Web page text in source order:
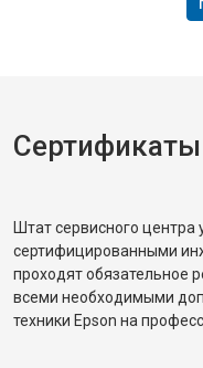
Штат сервисного центра
сертифицированными
проходят обязательное
всеми необходимыми
техники Epson на